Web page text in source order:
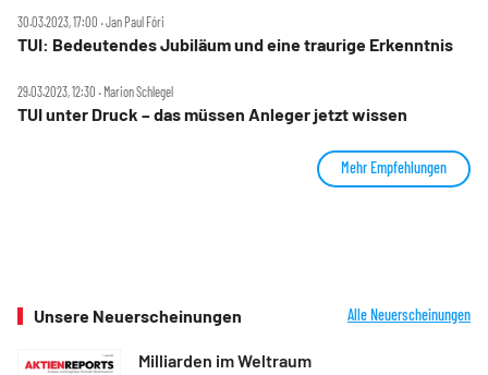
30.03.2023, 17:00 ‧ Jan Paul Fóri
TUI: Bedeutendes Jubiläum und eine traurige Erkenntnis
29.03.2023, 12:30 ‧ Marion Schlegel
TUI unter Druck – das müssen Anleger jetzt wissen
Mehr Empfehlungen
Unsere Neuerscheinungen Alle Neuerscheinungen
Milliarden im Weltraum